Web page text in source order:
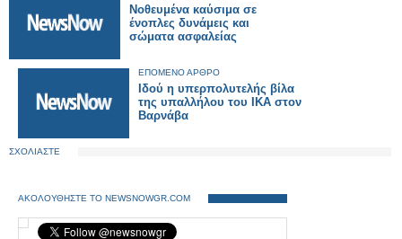
Νοθευμένα καύσιμα σε
ένοπλες δυνάμεις και
σώματα ασφαλείας
ΕΠΟΜΕΝΟ ΑΡΘΡΟ
Ιδού η υπερπολυτελής βίλα
της υπαλλήλου του ΙΚΑ στον
Βαρνάβα
ΣΧΟΛΙΑΣΤΕ
ΑΚΟΛΟΥΘΗΣΤΕ ΤΟ NEWSNOWGR.COM